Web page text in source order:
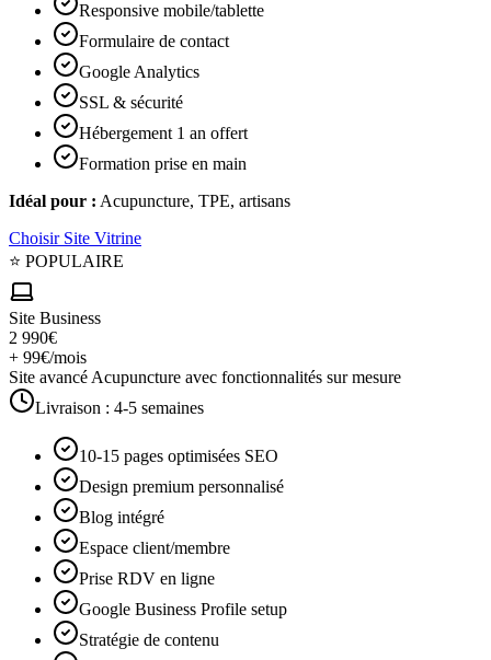
Responsive mobile/tablette
Formulaire de contact
Google Analytics
SSL & sécurité
Hébergement 1 an offert
Formation prise en main
Idéal pour : Acupuncture, TPE, artisans
Choisir Site Vitrine
⭐ POPULAIRE
Site Business
2 990€
+ 99€/mois
Site avancé Acupuncture avec fonctionnalités sur mesure
Livraison : 4-5 semaines
10-15 pages optimisées SEO
Design premium personnalisé
Blog intégré
Espace client/membre
Prise RDV en ligne
Google Business Profile setup
Stratégie de contenu